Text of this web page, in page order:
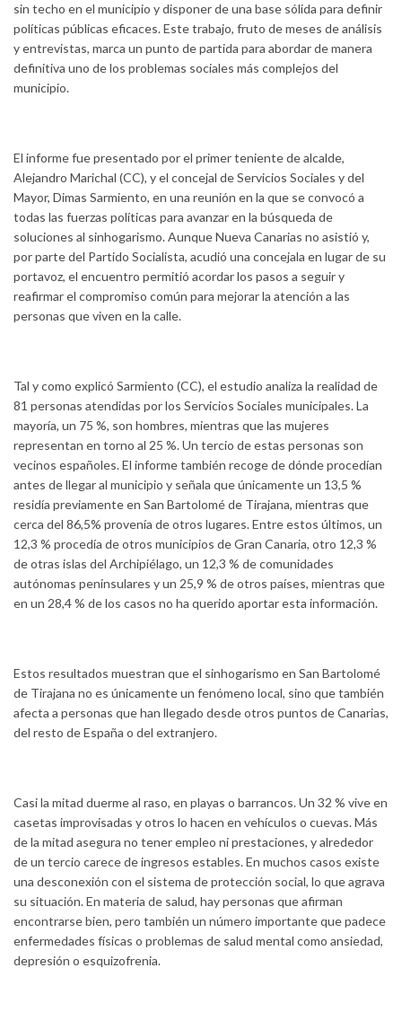
sin techo en el municipio y disponer de una base sólida para definir
políticas públicas eficaces. Este trabajo, fruto de meses de análisis
y entrevistas, marca un punto de partida para abordar de manera
definitiva uno de los problemas sociales más complejos del
municipio.
El informe fue presentado por el primer teniente de alcalde,
Alejandro Marichal (CC), y el concejal de Servicios Sociales y del
Mayor, Dimas Sarmiento, en una reunión en la que se convocó a
todas las fuerzas políticas para avanzar en la búsqueda de
soluciones al sinhogarismo. Aunque Nueva Canarias no asistió y,
por parte del Partido Socialista, acudió una concejala en lugar de su
portavoz, el encuentro permitió acordar los pasos a seguir y
reafirmar el compromiso común para mejorar la atención a las
personas que viven en la calle.
Tal y como explicó Sarmiento (CC), el estudio analiza la realidad de
81 personas atendidas por los Servicios Sociales municipales. La
mayoría, un 75 %, son hombres, mientras que las mujeres
representan en torno al 25 %. Un tercio de estas personas son
vecinos españoles. El informe también recoge de dónde procedían
antes de llegar al municipio y señala que únicamente un 13,5 %
residía previamente en San Bartolomé de Tirajana, mientras que
cerca del 86,5% provenía de otros lugares. Entre estos últimos, un
12,3 % procedía de otros municipios de Gran Canaria, otro 12,3 %
de otras islas del Archipiélago, un 12,3 % de comunidades
autónomas peninsulares y un 25,9 % de otros países, mientras que
en un 28,4 % de los casos no ha querido aportar esta información.
Estos resultados muestran que el sinhogarismo en San Bartolomé
de Tirajana no es únicamente un fenómeno local, sino que también
afecta a personas que han llegado desde otros puntos de Canarias,
del resto de España o del extranjero.
Casi la mitad duerme al raso, en playas o barrancos. Un 32 % vive en
casetas improvisadas y otros lo hacen en vehículos o cuevas. Más
de la mitad asegura no tener empleo ni prestaciones, y alrededor
de un tercio carece de ingresos estables. En muchos casos existe
una desconexión con el sistema de protección social, lo que agrava
su situación. En materia de salud, hay personas que afirman
encontrarse bien, pero también un número importante que padece
enfermedades físicas o problemas de salud mental como ansiedad,
depresión o esquizofrenia.